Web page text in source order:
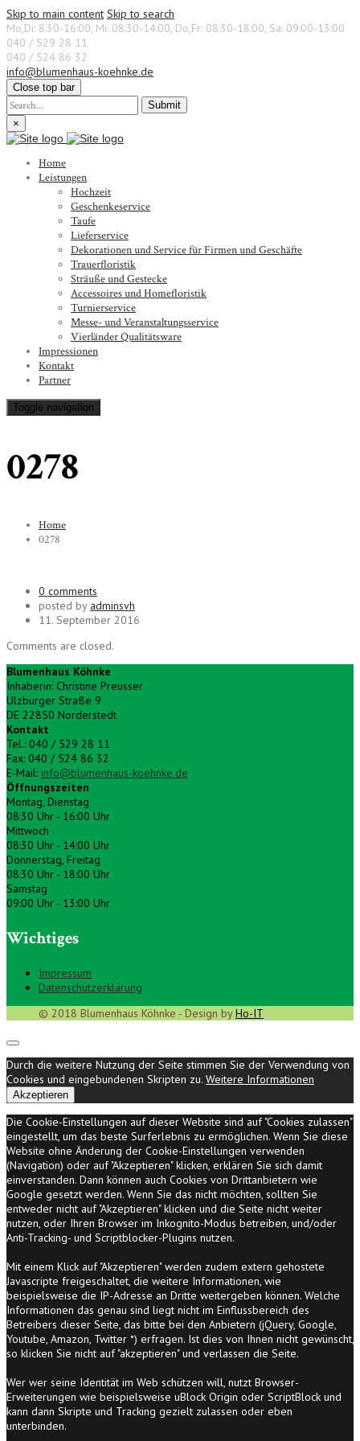
Skip to main content Skip to search
Mo,Di: 8:30-16:00, Mi: 08:30-14:00, Do,Fr: 08:30-18:00, Sa: 09:00-13:00
040 / 529 28 11
040 / 524 86 32
info@blumenhaus-koehnke.de
Close top bar
Submit
×
Home
Leistungen
Hochzeit
Geschenkeservice
Taufe
Lieferservice
Dekorationen und Service für Firmen und Geschäfte
Trauerfloristik
Sträuße und Gestecke
Accessoires und Homefloristik
Turnierservice
Messe- und Veranstaltungsservice
Vierländer Qualitätsware
Impressionen
Kontakt
Partner
Toggle navigation
0278
Home
0278
0 comments
posted by adminsvh
11. September 2016
Comments are closed.
Blumenhaus Köhnke
Inhaberin: Christine Preusser
Ulzburger Straße 9
DE 22850 Norderstedt
Kontakt
Tel.: 040 / 529 28 11
Fax: 040 / 524 86 32
E-Mail: info@blumenhaus-koehnke.de
Öffnungszeiten
Montag, Dienstag
08:30 Uhr - 16:00 Uhr
Mittwoch
08:30 Uhr - 14:00 Uhr
Donnerstag, Freitag
08:30 Uhr - 18:00 Uhr
Samstag
09:00 Uhr - 13:00 Uhr
Wichtiges
Impressum
Datenschutzerklärung
© 2018 Blumenhaus Köhnke - Design byHo-IT
Durch die weitere Nutzung der Seite stimmen Sie der Verwendung von
Cookies und eingebundenen Skripten zu. Weitere Informationen
Akzeptieren
Die Cookie-Einstellungen auf dieser Website sind auf "Cookies zulassen"
eingestellt, um das beste Surferlebnis zu ermöglichen. Wenn Sie diese
Website ohne Änderung der Cookie-Einstellungen verwenden
(Navigation) oder auf "Akzeptieren" klicken, erklären Sie sich damit
einverstanden. Dann können auch Cookies von Drittanbietern wie
Google gesetzt werden. Wenn Sie das nicht möchten, sollten Sie
entweder nicht auf "Akzeptieren" klicken und die Seite nicht weiter
nutzen, oder Ihren Browser im Inkognito-Modus betreiben, und/oder
Anti-Tracking- und Scriptblocker-Plugins nutzen.
Mit einem Klick auf "Akzeptieren" werden zudem extern gehostete
Javascripte freigeschaltet, die weitere Informationen, wie
beispielsweise die IP-Adresse an Dritte weitergeben können. Welche
Informationen das genau sind liegt nicht im Einflussbereich des
Betreibers dieser Seite, das bitte bei den Anbietern (jQuery, Google,
Youtube, Amazon, Twitter *) erfragen. Ist dies von Ihnen nicht gewünscht,
so klicken Sie nicht auf "akzeptieren" und verlassen die Seite.
Wer wer seine Identität im Web schützen will, nutzt Browser-
Erweiterungen wie beispielsweise uBlock Origin oder ScriptBlock und
kann dann Skripte und Tracking gezielt zulassen oder eben
unterbinden.